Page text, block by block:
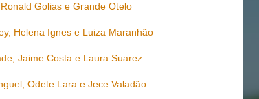
Golias e Grande Otelo
Helena Ignes e Luiza Maranhão
Jaime Costa e Laura Suarez
Odete Lara e Jece Valadão